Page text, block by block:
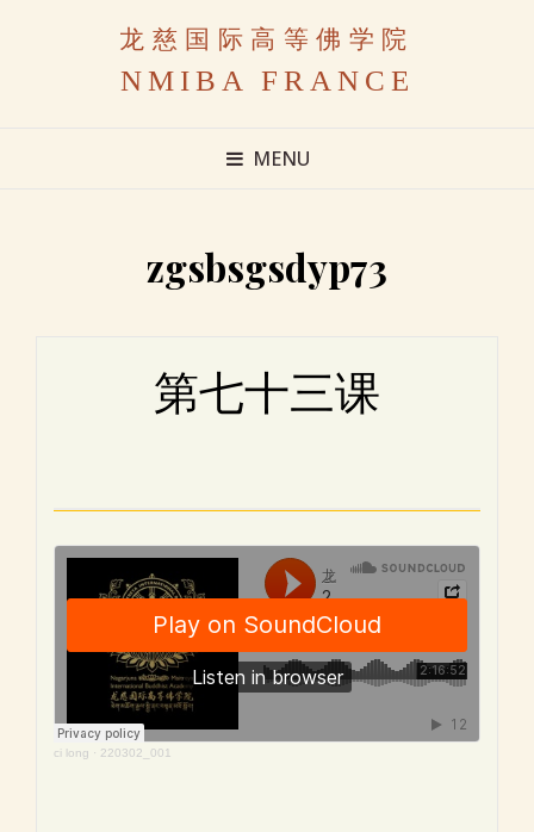
龙慈国际高等佛学院
NMIBA FRANCE
MENU
zgsbsgsdyp73
第七十三课
ci long · 220302_001